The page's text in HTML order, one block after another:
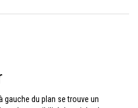
gauche du plan se trouve un